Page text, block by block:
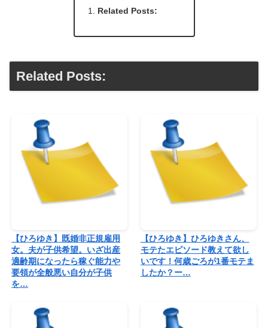
Related Posts:
Related Posts:
【ひろゆき】既婚非正規雇用
女。夫が子供希望。いざ出産
適齢期になったら稼ぐ能力や
要領が全般悪い自分が子供
を…
【ひろゆき】ひろゆきさん、
モテたエピソード教えて欲し
いです！何歳ごろが1番モテま
したか？ー…